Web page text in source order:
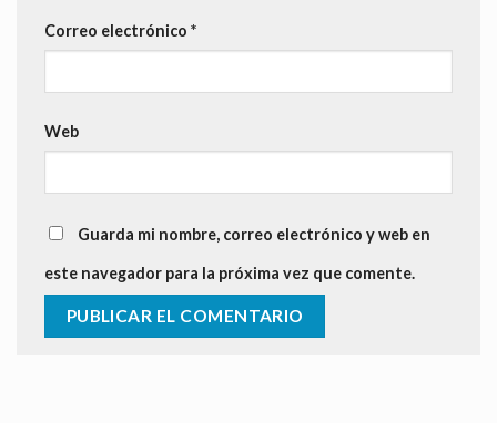
Correo electrónico *
Web
Guarda mi nombre, correo electrónico y web en
este navegador para la próxima vez que comente.